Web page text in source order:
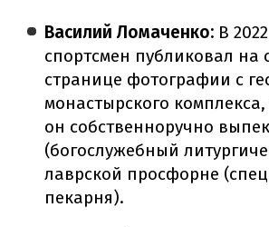
Василий Ломаченко: В
спортсмен публиковал на
странице фотографии с
монастырского
он собственноручно
(богослужебный
лаврской просфорне
пекарня).